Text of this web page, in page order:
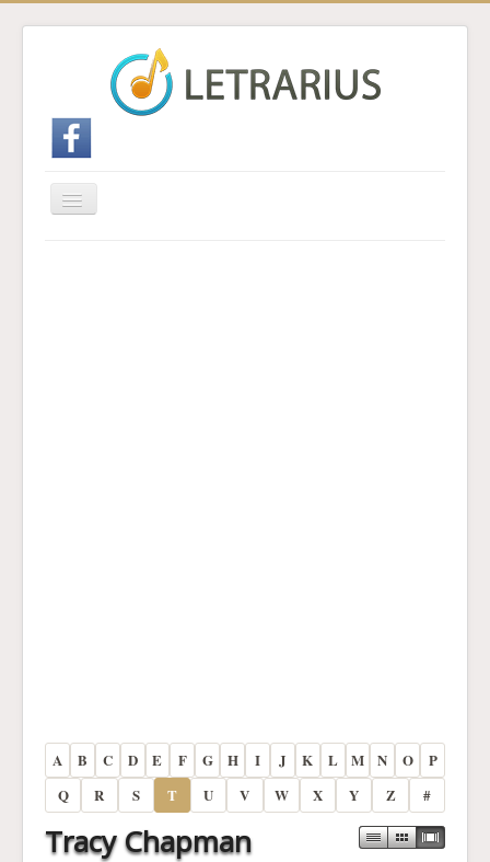
Cambiar
navegación
A B C D E F G H I J K L M N O
P
Q
R S T U V W X Y Z #
Tracy Chapman